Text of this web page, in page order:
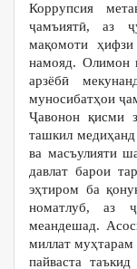
Коррупсия
ҷамъиятӣ, аз
мақомоти
намояд. Олимон
арзёбӣ
муносибатҳои
Ҷавонон қисми
ташкил
ва масъулияти
давлат барои
эҳтиром ба
номатлуб, аз
меандешад.
миллат
пайваста